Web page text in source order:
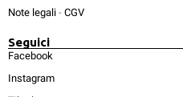
Note legali - CGV
Seguici
Facebook
Instagram